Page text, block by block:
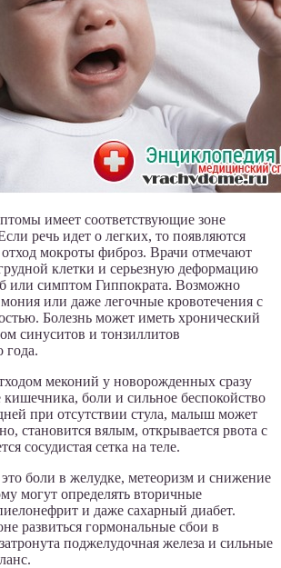
имеет соответствующие зоне
речь идет о легких, то появляются
мокроты фиброз. Врачи отмечают
клетки и серьезную деформацию
или симптом Гиппократа. Возможно
или даже легочные кровотечения с
Болезнь может иметь хронический
синуситов и тонзиллитов
года.
меконий у новорожденных сразу
кишечника, боли и сильное беспокойство
при отсутствии стула, малыш может
становится вялым, открывается рвота с
сосудистая сетка на теле.
боли в желудке, метеоризм и снижение
могут определять вторичные
и даже сахарный диабет.
развиться гормональные сбои в
поджелудочная железа и сильные